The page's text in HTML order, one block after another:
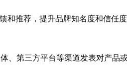
和推荐，提升品牌知名度和信任
、第三方平台等渠道发表对产品